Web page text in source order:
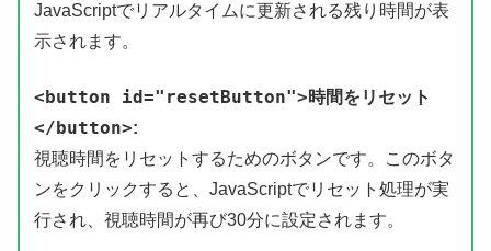
JavaScriptでリアルタイムに更新される残り時間が表
示されます。
<button id="resetButton">時間をリセット
</button>:
視聴時間をリセットするためのボタンです。このボタ
ンをクリックすると、JavaScriptでリセット処理が実
行され、視聴時間が再び30分に設定されます。